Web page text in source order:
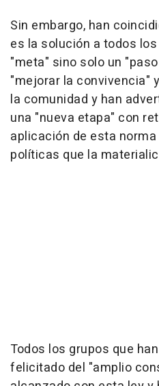
Sin embargo, han
es la solución a todos
"meta" sino solo un
"mejorar la convivencia"
la comunidad y han
una "nueva etapa" con
aplicación de esta
políticas que la
Todos los grupos que
felicitado del "amplio